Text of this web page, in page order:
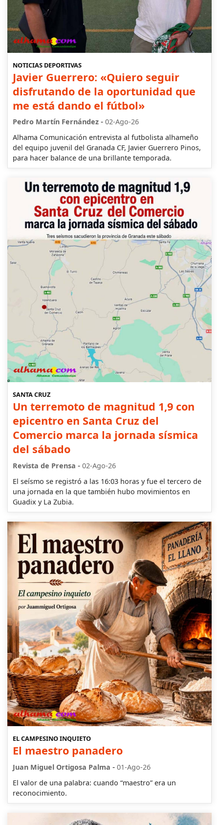
NOTICIAS DEPORTIVAS
Javier Guerrero: «Quiero seguir
disfrutando de la oportunidad que
me está dando el fútbol»
Pedro Martín Fernández - 02-Ago-26
Alhama Comunicación entrevista al futbolista alhameño
del equipo juvenil del Granada CF, Javier Guerrero Pinos,
para hacer balance de una brillante temporada.
SANTA CRUZ
Un terremoto de magnitud 1,9 con
epicentro en Santa Cruz del
Comercio marca la jornada sísmica
del sábado
Revista de Prensa - 02-Ago-26
El seísmo se registró a las 16:03 horas y fue el tercero de
una jornada en la que también hubo movimientos en
Guadix y La Zubia.
EL CAMPESINO INQUIETO
El maestro panadero
Juan Miguel Ortigosa Palma - 01-Ago-26
El valor de una palabra: cuando “maestro” era un
reconocimiento.